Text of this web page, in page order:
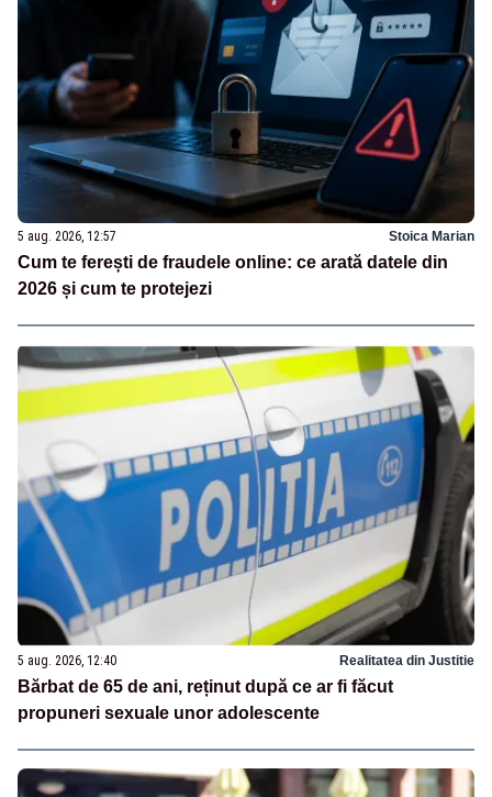
5 aug. 2026, 12:57 Stoica Marian
Cum te ferești de fraudele online: ce arată datele din
2026 și cum te protejezi
5 aug. 2026, 12:40 Realitatea din Justitie
Bărbat de 65 de ani, reținut după ce ar fi făcut
propuneri sexuale unor adolescente